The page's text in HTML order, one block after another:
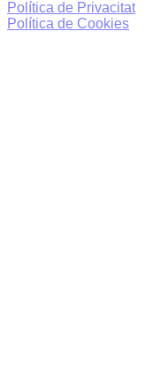
Política de Privacitat
Política de Cookies